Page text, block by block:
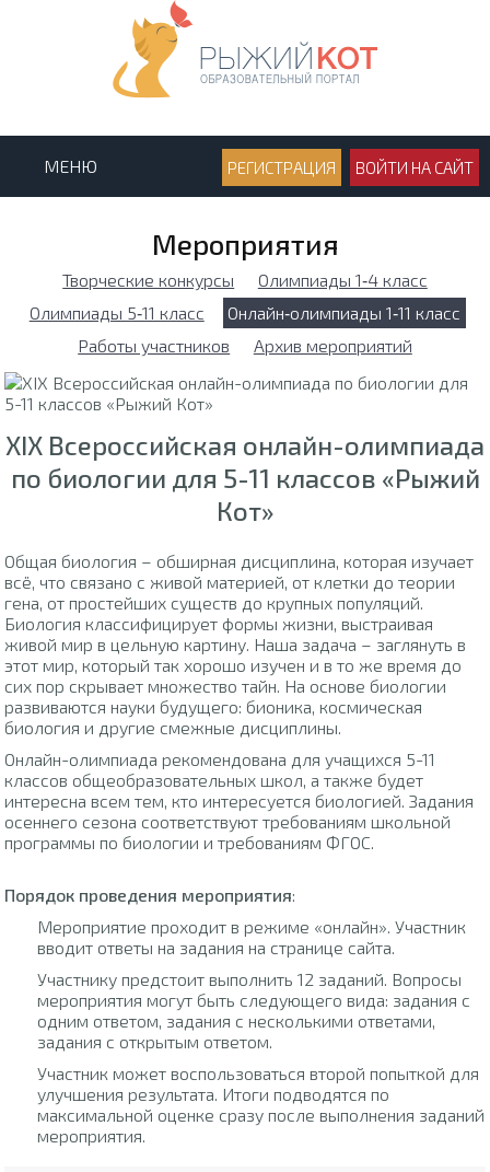
МЕНЮ РЕГИСТРАЦИЯ ВОЙТИ НА САЙТ
Мероприятия
Творческие конкурсы
Олимпиады 1‑4 класс
Олимпиады 5‑11 класс
Онлайн‑олимпиады 1‑11 класс
Работы участников
Архив мероприятий
XIX Всероссийская онлайн-олимпиада
по биологии для 5-11 классов «Рыжий
Кот»
Общая биология – обширная дисциплина, которая изучает
всё, что связано с живой материей, от клетки до теории
гена, от простейших существ до крупных популяций.
Биология классифицирует формы жизни, выстраивая
живой мир в цельную картину. Наша задача – заглянуть в
этот мир, который так хорошо изучен и в то же время до
сих пор скрывает множество тайн. На основе биологии
развиваются науки будущего: бионика, космическая
биология и другие смежные дисциплины.
Онлайн-олимпиада рекомендована для учащихся 5-11
классов общеобразовательных школ, а также будет
интересна всем тем, кто интересуется биологией. Задания
осеннего сезона соответствуют требованиям школьной
программы по биологии и требованиям ФГОС.
Порядок проведения мероприятия:
Мероприятие проходит в режиме «онлайн». Участник
вводит ответы на задания на странице сайта.
Участнику предстоит выполнить 12 заданий. Вопросы
мероприятия могут быть следующего вида: задания с
одним ответом, задания с несколькими ответами,
задания с открытым ответом.
Участник может воспользоваться второй попыткой для
улучшения результата. Итоги подводятся по
максимальной оценке сразу после выполнения заданий
мероприятия.